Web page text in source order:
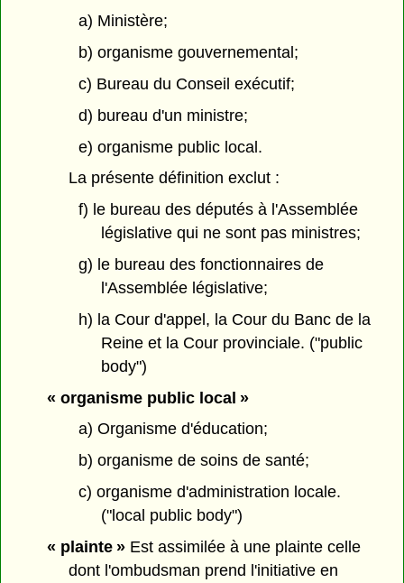
a) Ministère;
b) organisme gouvernemental;
c) Bureau du Conseil exécutif;
d) bureau d'un ministre;
e) organisme public local.
La présente définition exclut :
f) le bureau des députés à l'Assemblée
législative qui ne sont pas ministres;
g) le bureau des fonctionnaires de
l'Assemblée législative;
h) la Cour d'appel, la Cour du Banc de la
Reine et la Cour provinciale. ("public
body")
« organisme public local »
a) Organisme d'éducation;
b) organisme de soins de santé;
c) organisme d'administration locale.
("local public body")
« plainte »Est assimilée à une plainte celle
dont l'ombudsman prend l'initiative en